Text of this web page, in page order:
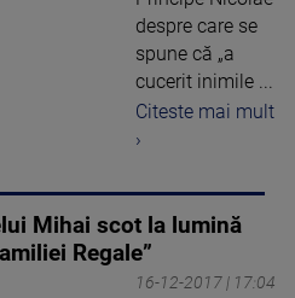
despre care se
spune că „a
cucerit inimile ...
Citeste mai mult
›
Mihai scot la lumină
Regale”
16-12-2017 | 17:04